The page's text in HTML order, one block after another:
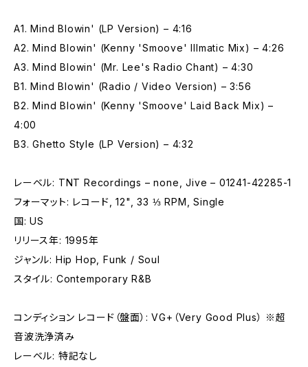
A1. Mind Blowin' (LP Version) – 4:16
A2. Mind Blowin' (Kenny 'Smoove' Illmatic Mix) – 4:26
A3. Mind Blowin' (Mr. Lee's Radio Chant) – 4:30
B1. Mind Blowin' (Radio / Video Version) – 3:56
B2. Mind Blowin' (Kenny 'Smoove' Laid Back Mix) –
4:00
B3. Ghetto Style (LP Version) – 4:32
レーベル: TNT Recordings – none, Jive – 01241-42285-1
フォーマット: レコード, 12", 33 ⅓ RPM, Single
国: US
リリース年: 1995年
ジャンル: Hip Hop, Funk / Soul
スタイル: Contemporary R&B
コンディション レコード（盤面）: VG+（Very Good Plus） ※超
音波洗浄済み
レーベル: 特記なし